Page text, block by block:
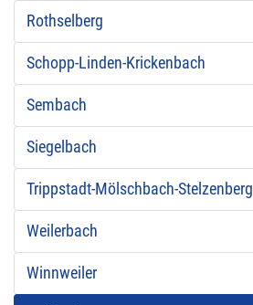
Rothselberg
Schopp-Linden-Krickenbach
Sembach
Siegelbach
Trippstadt-Mölschbach-Stelzenberg
Weilerbach
Winnweiler